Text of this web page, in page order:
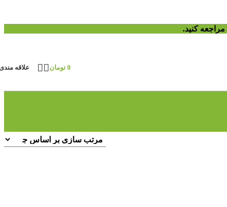
مراجعه کنید.
0 تومان علاقه